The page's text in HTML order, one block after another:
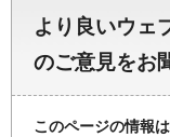
より良いウェ
のご意見をお
このページの情報